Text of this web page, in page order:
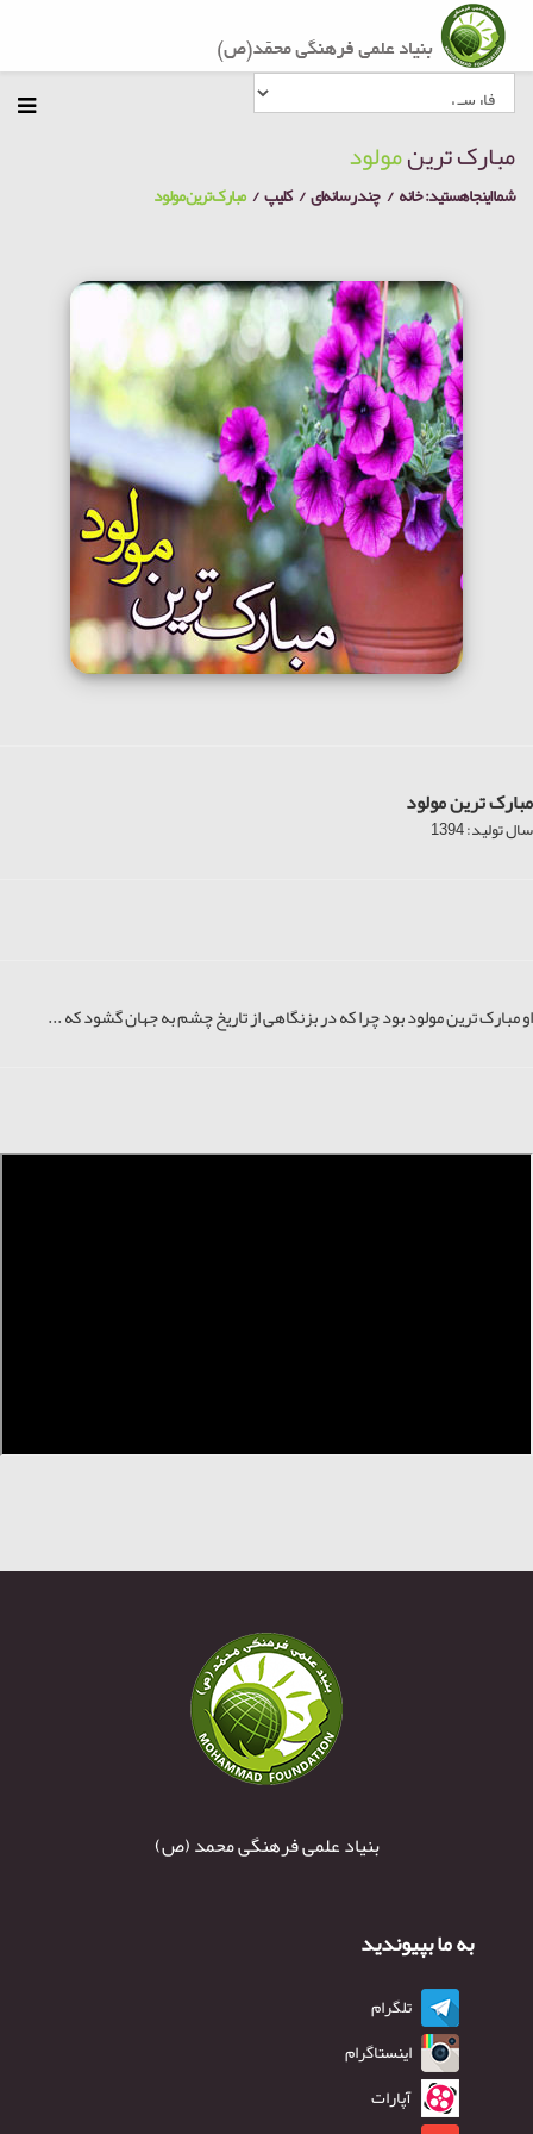
مبارک ترینمولود
شما اینجا هستید:خانه چند رسانه‌ای کلیپ مبارک ترین مولود
مبارک ترین مولود
سال تولید: 1394
او مبارک ترین مولود بود چرا که در بزنگاهی از تاریخ چشم به جهان گشود که ...
بنیاد علمی فرهنگی محمد (ص)
به ما بپیوندید
تلگرام
اینستاگرام
آپارات